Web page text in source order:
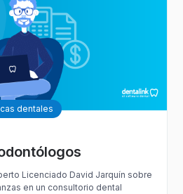
dentales
Licenciado David Jarquín sobre
en un consultorio dental